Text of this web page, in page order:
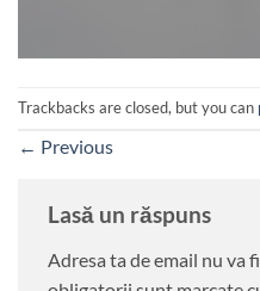
Trackbacks are closed, but you can
← Previous
Lasă un răspuns
Adresa ta de email nu va